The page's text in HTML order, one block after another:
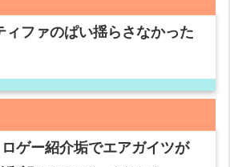
ィファのぱい揺らさなかった
ゲー紹介垢でエアガイツが